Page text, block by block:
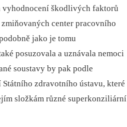
škodlivých faktorů
center pracovního
jako je tomu
posuzovala a uznávala nemoci
soustavy by pak podle
zdravotního ústavu, které
složkám různé superkonziliární